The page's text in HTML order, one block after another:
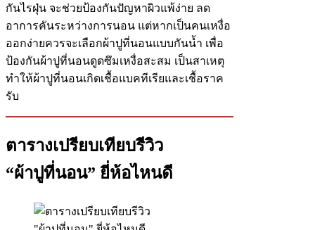
กันไรฝุ่น จะช่วยป้องกันปัญหาผิวแพ้ง่าย ลด
อาการคันระหว่างการนอน แต่หากเป็นคนเหงื่อ
ออกง่ายควรจะเลือกผ้าปูที่นอนแบบกันน้ำ เพื่อ
ป้องกันผ้าปูที่นอนดูดซึมเหงื่อสะสม เป็นสาเหตุ
ทำให้ผ้าปูที่นอนเกิดเชื้อแบคทีเรียและเชื้อราค
รับ
ตารางเปรียบเทียบรีวิว
“ผ้าปูที่นอน” ยี่ห้อไหนดี